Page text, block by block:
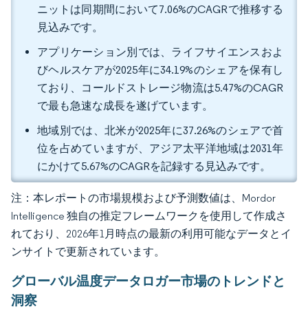
ニットは同期間において7.06%のCAGRで推移する
見込みです。
アプリケーション別では、ライフサイエンスおよ
びヘルスケアが2025年に34.19%のシェアを保有し
ており、コールドストレージ物流は5.47%のCAGR
で最も急速な成長を遂げています。
地域別では、北米が2025年に37.26%のシェアで首
位を占めていますが、アジア太平洋地域は2031年
にかけて5.67%のCAGRを記録する見込みです。
注：本レポートの市場規模および予測数値は、Mordor
Intelligence 独自の推定フレームワークを使用して作成さ
れており、2026年1月時点の最新の利用可能なデータとイ
ンサイトで更新されています。
グローバル温度データロガー市場のトレンドと
洞察